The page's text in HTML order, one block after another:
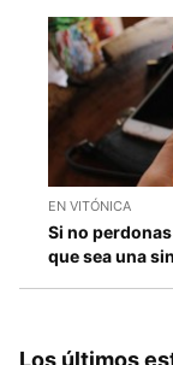
EN VITÓNICA
Si no
que sea una
Los últimos